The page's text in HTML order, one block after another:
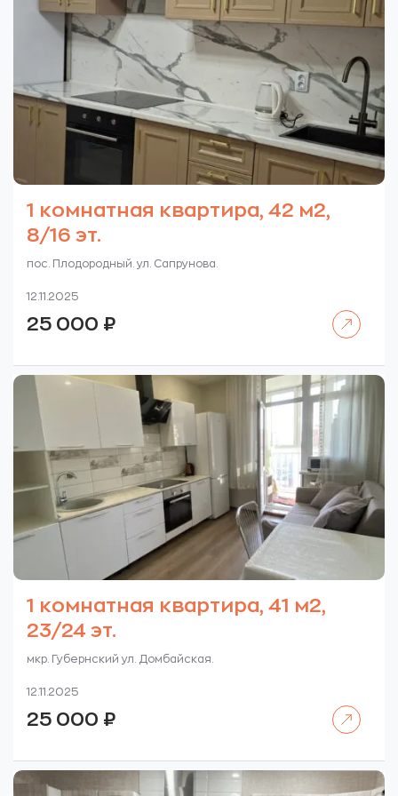
1 комнатная квартира, 42 м2,
8/16 эт.
пос. Плодородный. ул. Сапрунова.
12.11.2025
25 000 ₽
1 комнатная квартира, 41 м2,
23/24 эт.
мкр. Губернский ул. Домбайская.
12.11.2025
25 000 ₽